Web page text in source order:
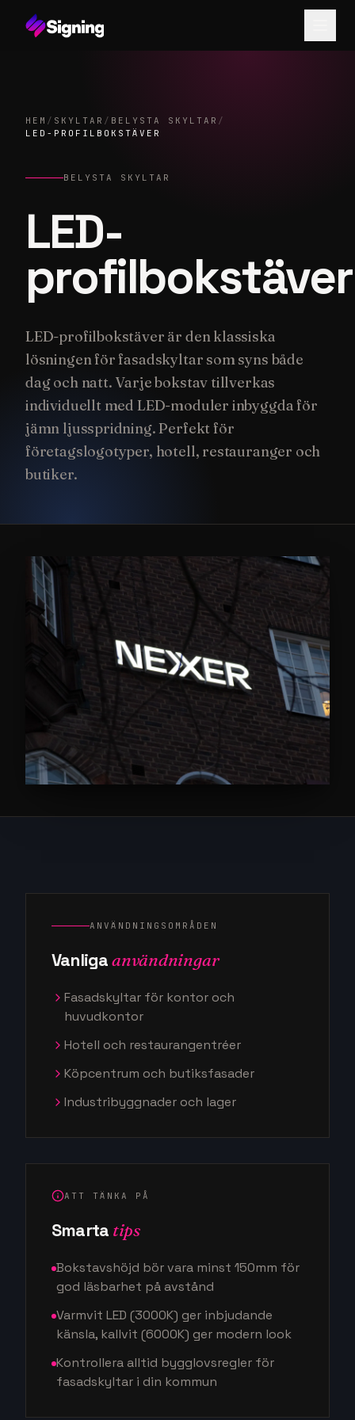
HEM / SKYLTAR / BELYSTA SKYLTAR /
LED-PROFILBOKSTÄVER
BELYSTA SKYLTAR
LED-
profilbokstäver
LED-profilbokstäver är den klassiska
lösningen för fasadskyltar som syns både
dag och natt. Varje bokstav tillverkas
individuellt med LED-moduler inbyggda för
jämn ljusspridning. Perfekt för
företagslogotyper, hotell, restauranger och
butiker.
ANVÄNDNINGSOMRÅDEN
Vanligaanvändningar
Fasadskyltar för kontor och
huvudkontor
Hotell och restaurangentréer
Köpcentrum och butiksfasader
Industribyggnader och lager
ATT TÄNKA PÅ
Smarta tips
Bokstavshöjd bör vara minst 150mm för
god läsbarhet på avstånd
Varmvit LED (3000K) ger inbjudande
känsla, kallvit (6000K) ger modern look
Kontrollera alltid bygglovsregler för
fasadskyltar i din kommun